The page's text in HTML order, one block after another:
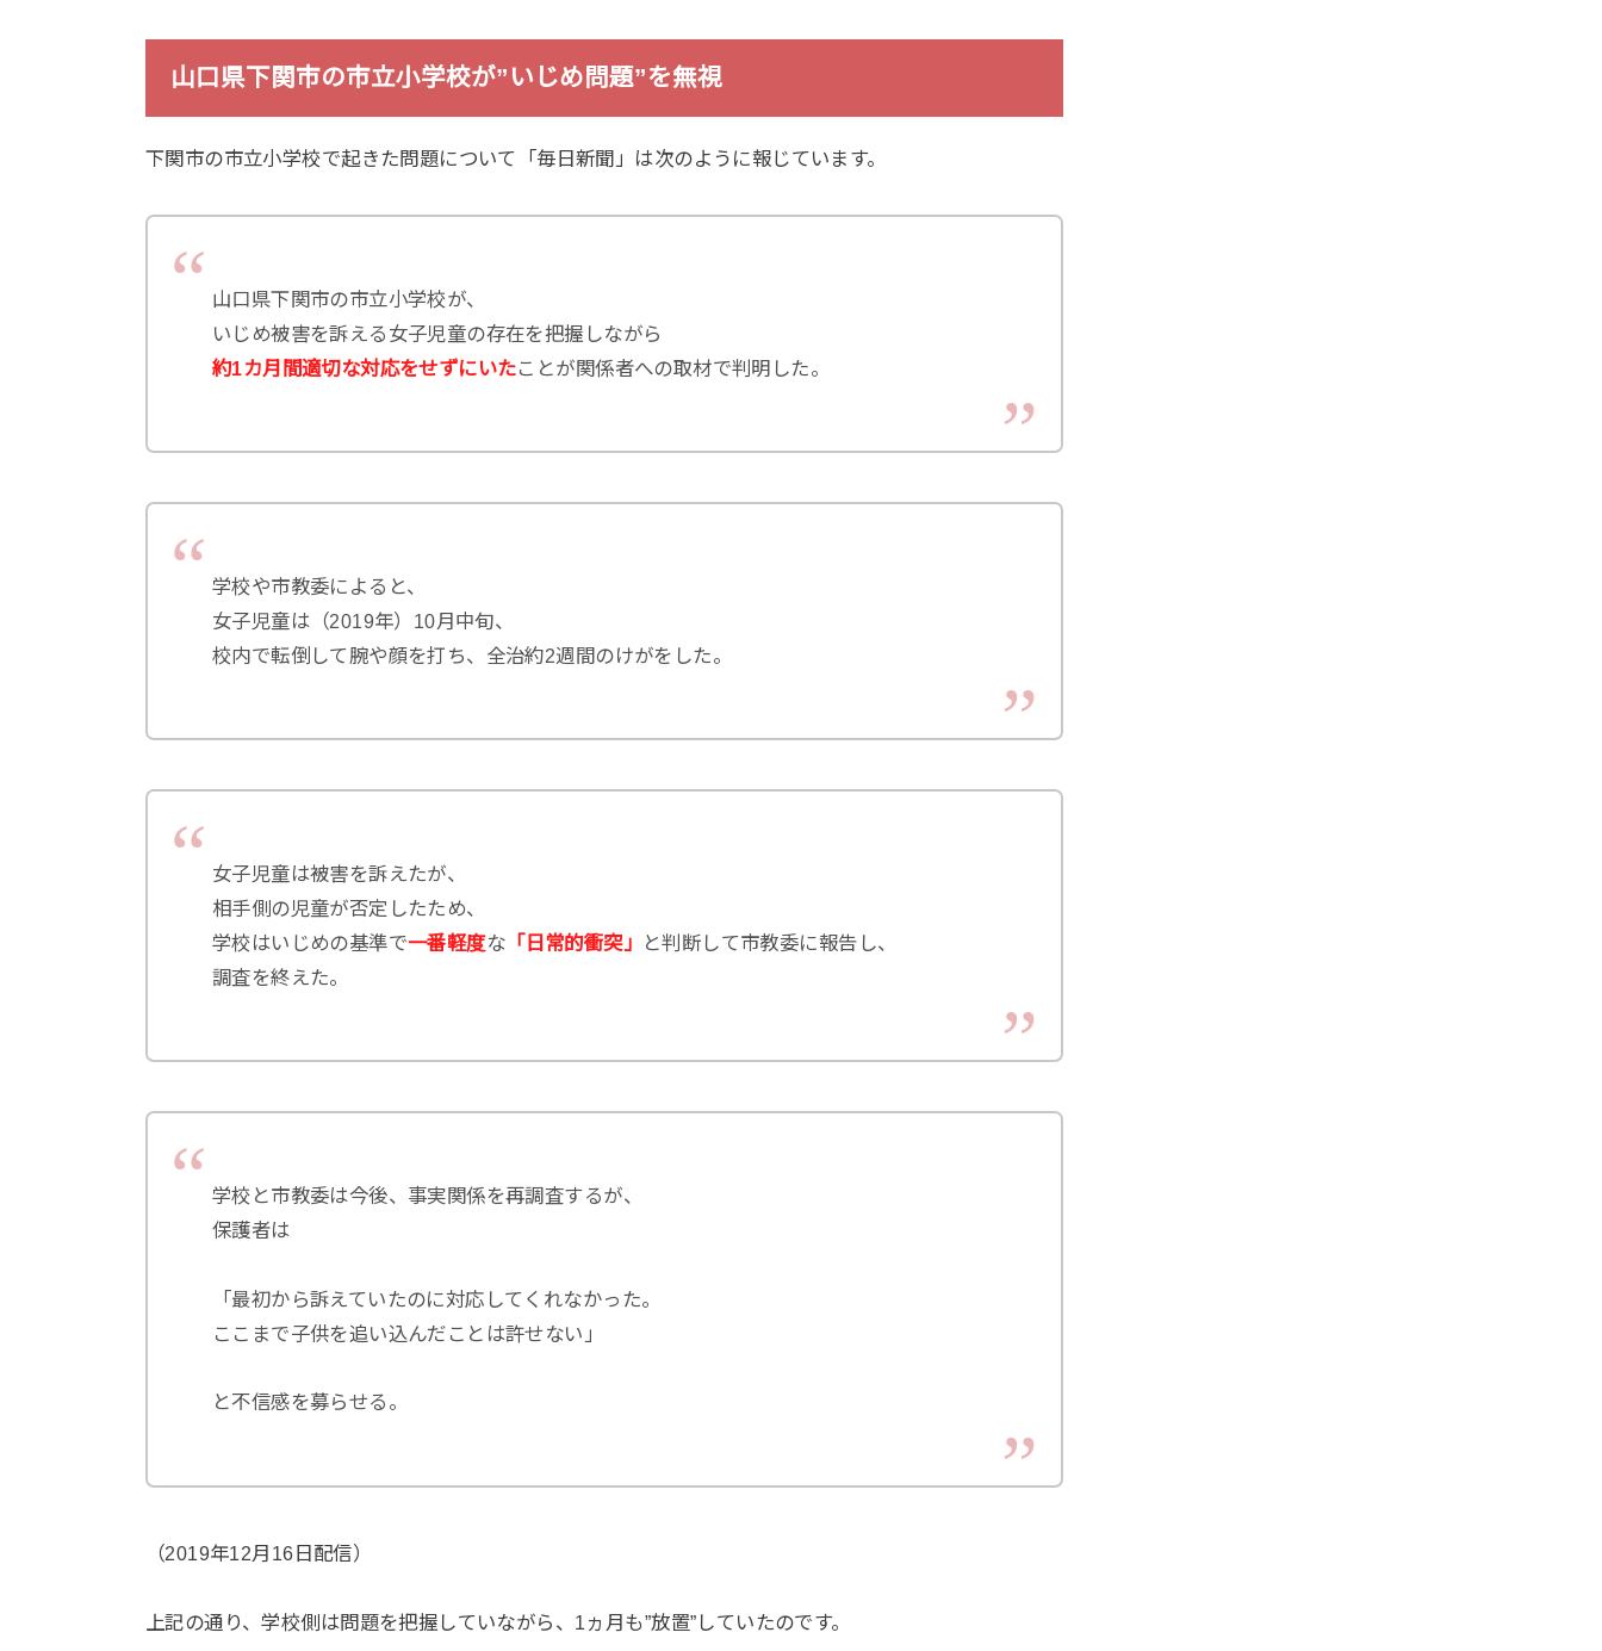
山口県下関市の市立小学校が”いじめ問題”を無視
下関市の市立小学校で起きた問題について「毎日新聞」は次のように報じています。
山口県下関市の市立小学校が、
いじめ被害を訴える女子児童の存在を把握しながら
約1カ月間適切な対応をせずにいたことが関係者への取材で判明した。
学校や市教委によると、
女子児童は（2019年）10月中旬、
校内で転倒して腕や顔を打ち、全治約2週間のけがをした。
女子児童は被害を訴えたが、
相手側の児童が否定したため、
学校はいじめの基準で一番軽度な 「日常的衝突」
と判断して市教委に報告し、
調査を終えた。
学校と市教委は今後、事実関係を再調査するが、
保護者は
「最初から訴えていたのに対応してくれなかった。
ここまで子供を追い込んだことは許せない」
と不信感を募らせる。
（2019年12月16日配信）
上記の通り、学校側は問題を把握していながら、1ヵ月も”放置”していたのです。